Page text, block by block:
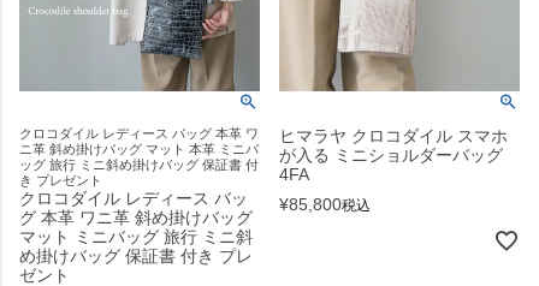
クロコダイル レディース バッグ 本革 ワ
ニ革 斜め掛けバッグ マット 本革 ミニバ
ッグ 旅行 ミニ斜め掛けバッグ 保証書 付
き プレゼント
クロコダイル レディース バッ
グ 本革 ワニ革 斜め掛けバッグ
マット ミニバッグ 旅行 ミニ斜
め掛けバッグ 保証書 付き プレ
ゼント
ヒマラヤ クロコダイル スマホ
が入る ミニショルダーバッグ
4FA
¥85,800税込